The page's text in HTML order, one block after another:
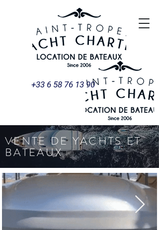
+33 6 58 76 13 90
VENTE DE YACHTS ET
BATEAUX